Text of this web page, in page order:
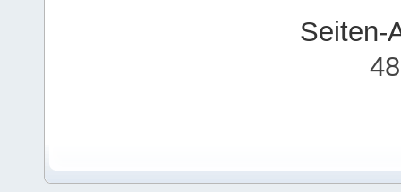
Seiten-